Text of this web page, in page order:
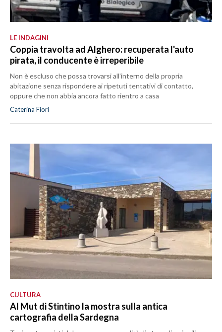
LE INDAGINI
Coppia travolta ad Alghero: recuperata l'auto
pirata, il conducente è irreperibile
Non è escluso che possa trovarsi all'interno della propria
abitazione senza rispondere ai ripetuti tentativi di contatto,
oppure che non abbia ancora fatto rientro a casa
Caterina Fiori
CULTURA
Al Mut di Stintino la mostra sulla antica
cartografia della Sardegna